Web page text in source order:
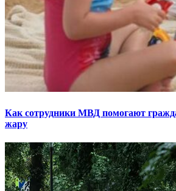
Как сотрудники МВД помогают
жару